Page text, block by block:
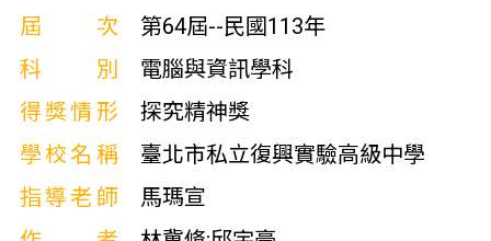
屆次
第64屆--民國113年
科別
電腦與資訊學科
得獎情形
探究精神獎
學校名稱
臺北市私立復興實驗高級中學
指導老師
馬瑪宣